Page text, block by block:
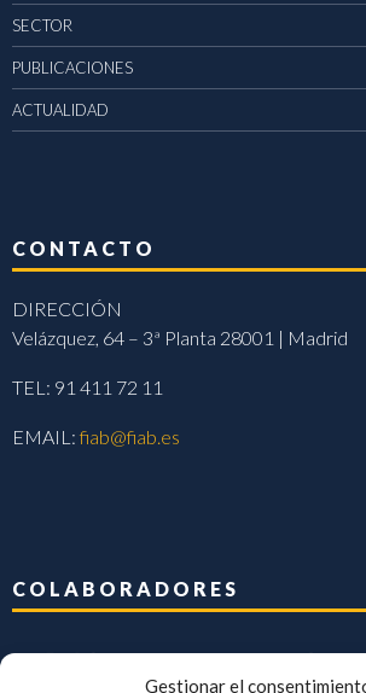
Gestionar el
SECTOR
PUBLICACIONES
ACTUALIDAD
CONTACTO
DIRECCIÓN
Velázquez, 64 – 3ª Planta 28001 | Madrid
TEL: 91 411 72 11
EMAIL:fiab@fiab.es
COLABORADORES